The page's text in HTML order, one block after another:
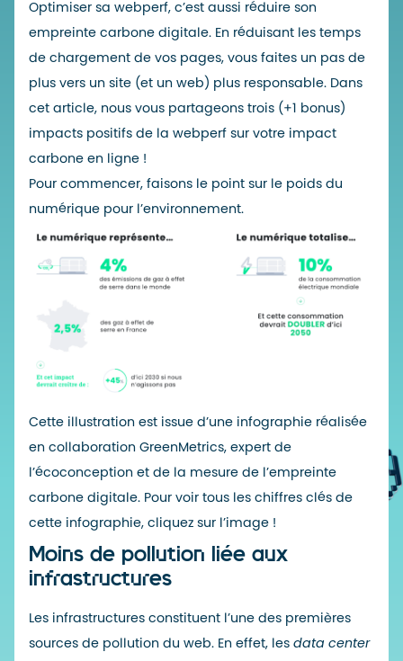
Optimiser sa webperf, c’est aussi réduire son
empreinte carbone digitale. En réduisant les temps
de chargement de vos pages, vous faites un pas de
plus vers un site (et un web) plus responsable. Dans
cet article, nous vous partageons trois (+1 bonus)
impacts positifs de la webperf sur votre impact
carbone en ligne !
Pour commencer, faisons le point sur le poids du
numérique pour l’environnement.
Cette illustration est issue d’une infographie réalisée
en collaboration GreenMetrics, expert de
l’écoconception et de la mesure de l’empreinte
carbone digitale. Pour voir tous les chiffres clés de
cette infographie, cliquez sur l’image !
Moins de pollution liée aux
infrastructures
Les infrastructures constituent l’une des premières
sources de pollution du web. En effet, les data center